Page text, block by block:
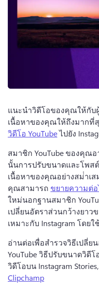
แนะนําวิดีโอของคุณให้กับ
เนื้อหาของคุณให้ถึงมากที่
วิดีโอ YouTube ไปยัง
สมาชิก YouTube ของคุณ
นั้นการปรับขนาดและโพส
คุณสามารถ ขยายความต่
ใหม่นอกฐานสมาชิก
เปลี่ยนอัตราส่วนกว้างยาว
เหมาะกับ Instagram โดย
อ่านต่อเพื่อสํารวจวิธีเปลี่ย
YouTube วิธีปรับขนาดวิดี
วิดีโอบน Instagram
Clipchamp